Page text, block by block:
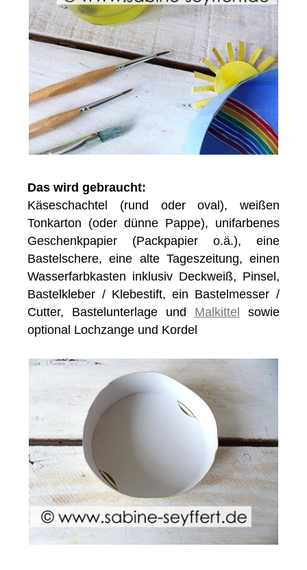
Das wird gebraucht:
Käseschachtel (rund oder oval), weißen
Tonkarton (oder dünne Pappe), unifarbenes
Geschenkpapier (Packpapier o.ä.), eine
Bastelschere, eine alte Tageszeitung, einen
Wasserfarbkasten inklusiv Deckweiß, Pinsel,
Bastelkleber / Klebestift, ein Bastelmesser /
Cutter, Bastelunterlage und Malkittel
sowie
optional Lochzange und Kordel